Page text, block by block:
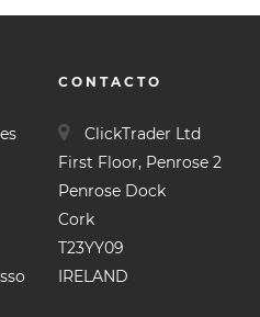
CONTACTO
ClickTrader Ltd
First Floor, Penrose 2
Penrose Dock
Cork
T23YY09
IRELAND